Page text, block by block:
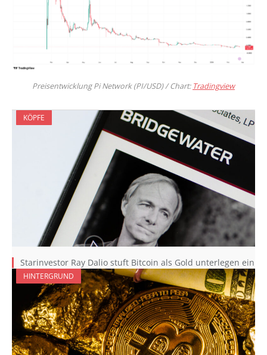
Preisentwicklung Pi Network (PI/USD) / Chart: Tradingview
KÖPFE
Starinvestor Ray Dalio stuft Bitcoin als Gold unterlegen ein
HINTERGRUND